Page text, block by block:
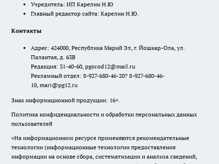
Учредитель: ИП Карелин Н.Ю
Главный редактор сайта: Карелин Н.Ю.
Контакты
Адрес: 424000, Республика Марий Эл, г. Йошкар-Ола, ул.
Палантая, д. 63В
Редакция: 31-40-60, pgorod12@mail.ru
Рекламный отдел: 8-927-680-46-20? 8-927-680-46-
10, mari@pg12.ru
Знак информационной продукции: 16+.
Политика конфиденциальности и обработки персональных данных
пользователей
«На информационном ресурсе применяются рекомендательные
технологии (информационные технологии предоставления
информации на основе сбора, систематизации и анализа сведений,